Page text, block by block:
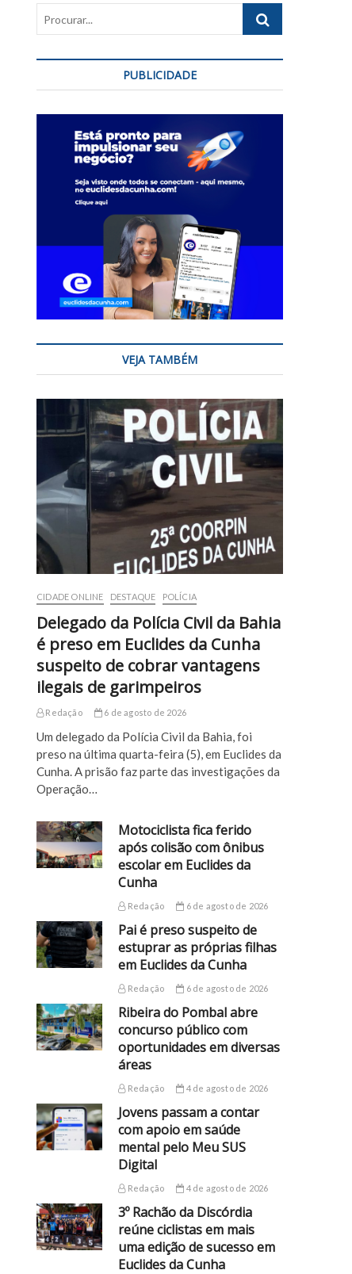
Procurar...
PUBLICIDADE
VEJA TAMBÉM
CIDADE ONLINE DESTAQUE POLÍCIA
Delegado da Polícia Civil da Bahia
é preso em Euclides da Cunha
suspeito de cobrar vantagens
ilegais de garimpeiros
Redação 6 de agosto de 2026
Um delegado da Polícia Civil da Bahia, foi
preso na última quarta-feira (5), em Euclides da
Cunha. A prisão faz parte das investigações da
Operação…
Motociclista fica ferido
após colisão com ônibus
escolar em Euclides da
Cunha
Redação 6 de agosto de 2026
Pai é preso suspeito de
estuprar as próprias filhas
em Euclides da Cunha
Redação 6 de agosto de 2026
Ribeira do Pombal abre
concurso público com
oportunidades em diversas
áreas
Redação 4 de agosto de 2026
Jovens passam a contar
com apoio em saúde
mental pelo Meu SUS
Digital
Redação 4 de agosto de 2026
3º Rachão da Discórdia
reúne ciclistas em mais
uma edição de sucesso em
Euclides da Cunha